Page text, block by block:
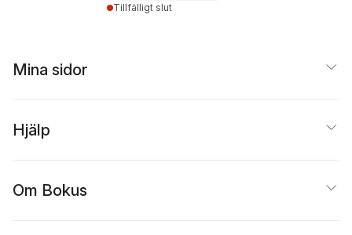
Tillfälligt slut
Mina sidor
Hjälp
Om Bokus